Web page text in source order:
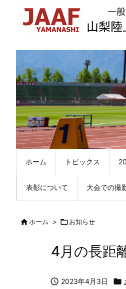
ホーム トピックス
表彰について 大会での撮
ホーム > お知らせ
4月の長距
 2023年4月3日 